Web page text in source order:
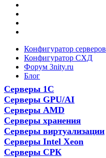
Конфигуратор серверов
Конфигуратор СХД
Форум 3nity.ru
Блог
Серверы 1С
Серверы GPU/AI
Серверы AMD
Серверы хранения
Серверы виртуализации
Серверы Intel Xeon
Серверы СРК